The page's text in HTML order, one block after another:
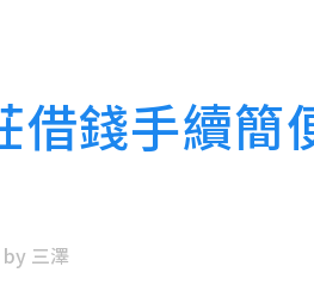
借錢手續簡
by 三澤